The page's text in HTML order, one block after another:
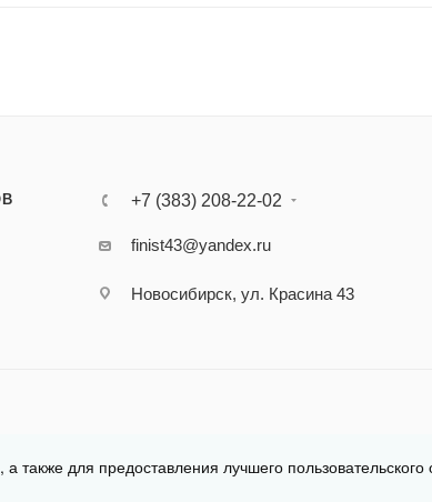
+7 (383) 208-22-02
finist43@yandex.ru
Новосибирск, ул. Красина 43
для предоставления лучшего